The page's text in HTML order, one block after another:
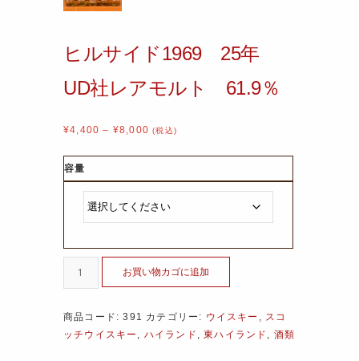
ヒルサイド1969 25年
UD社レアモルト 61.9％
¥4,400 – ¥8,000 (税込)
容量
お買い物カゴに追加
商品コード:391 カテゴリー: ウイスキー , スコ
ッチウイスキー , ハイランド ,東ハイランド , 酒類